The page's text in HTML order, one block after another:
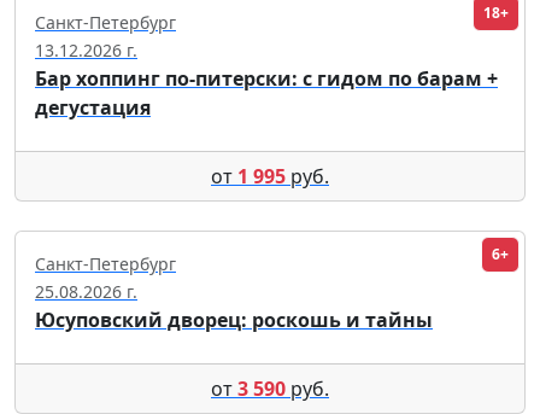
18+
Санкт-Петербург
13.12.2026 г.
Бар хоппинг по-питерски: с гидом по барам +
дегустация
от 1 995 руб.
6+
Санкт-Петербург
25.08.2026 г.
Юсуповский дворец: роскошь и тайны
от3 590 руб.